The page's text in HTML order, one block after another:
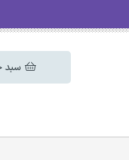
سبد